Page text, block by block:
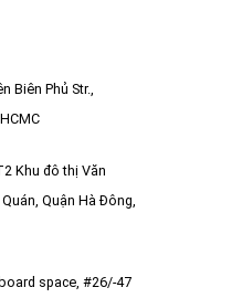
Biên Phủ Str.,
Khu đô thị Văn
Quận Hà Đông,
space, #26/-47